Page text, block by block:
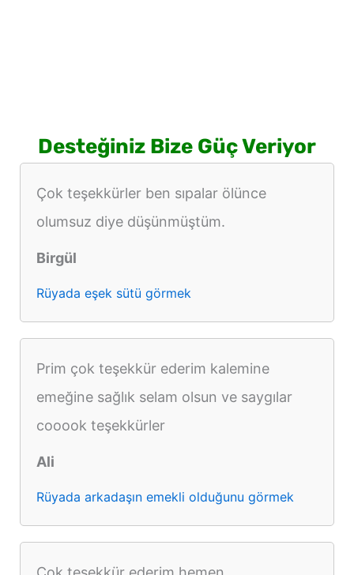
Desteğiniz Bize Güç Veriyor
Çok teşekkürler ben sıpalar ölünce
olumsuz diye düşünmüştüm.
Birgül
Rüyada eşek sütü görmek
Prim çok teşekkür ederim kalemine
emeğine sağlık selam olsun ve saygılar
cooook teşekkürler
Ali
Rüyada arkadaşın emekli olduğunu görmek